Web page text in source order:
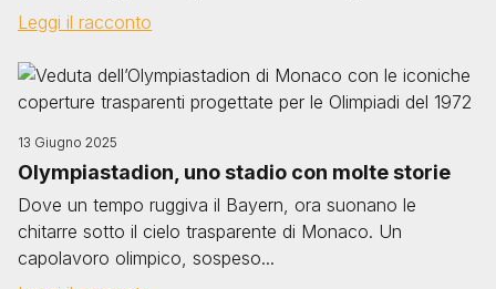
Leggi il racconto
Image
13 Giugno 2025
Olympiastadion, uno stadio con molte storie
Dove un tempo ruggiva il Bayern, ora suonano le
chitarre sotto il cielo trasparente di Monaco. Un
capolavoro olimpico, sospeso...